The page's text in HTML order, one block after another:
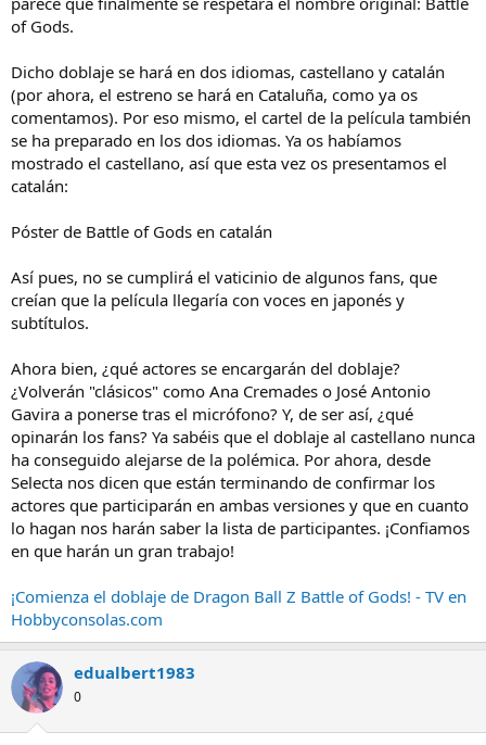
of Gods.
Dicho doblaje se hará en dos idiomas, castellano y catalán
(por ahora, el estreno se hará en Cataluña, como ya os
comentamos). Por eso mismo, el cartel de la película también
se ha preparado en los dos idiomas. Ya os habíamos
mostrado el castellano, así que esta vez os presentamos el
catalán:
Póster de Battle of Gods en catalán
Así pues, no se cumplirá el vaticinio de algunos fans, que
creían que la película llegaría con voces en japonés y
subtítulos.
Ahora bien, ¿qué actores se encargarán del doblaje?
¿Volverán "clásicos" como Ana Cremades o José Antonio
Gavira a ponerse tras el micrófono? Y, de ser así, ¿qué
opinarán los fans? Ya sabéis que el doblaje al castellano nunca
ha conseguido alejarse de la polémica. Por ahora, desde
Selecta nos dicen que están terminando de confirmar los
actores que participarán en ambas versiones y que en cuanto
lo hagan nos harán saber la lista de participantes. ¡Confiamos
en que harán un gran trabajo!
¡Comienza el doblaje de Dragon Ball Z Battle of Gods! - TV en
Hobbyconsolas.com
edualbert1983
0